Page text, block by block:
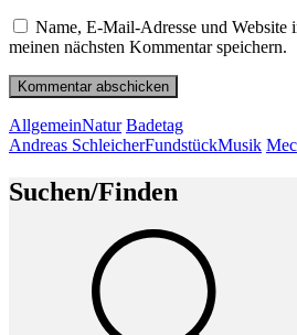
Name, E-Mail-Adresse und Website
meinen nächsten Kommentar speichern.
Beitragsnavigation
Vorheriger
Beitrag
AllgemeinNatur Badetag
Nächster
Andreas SchleicherFundstückMusik
Suchen/Finden